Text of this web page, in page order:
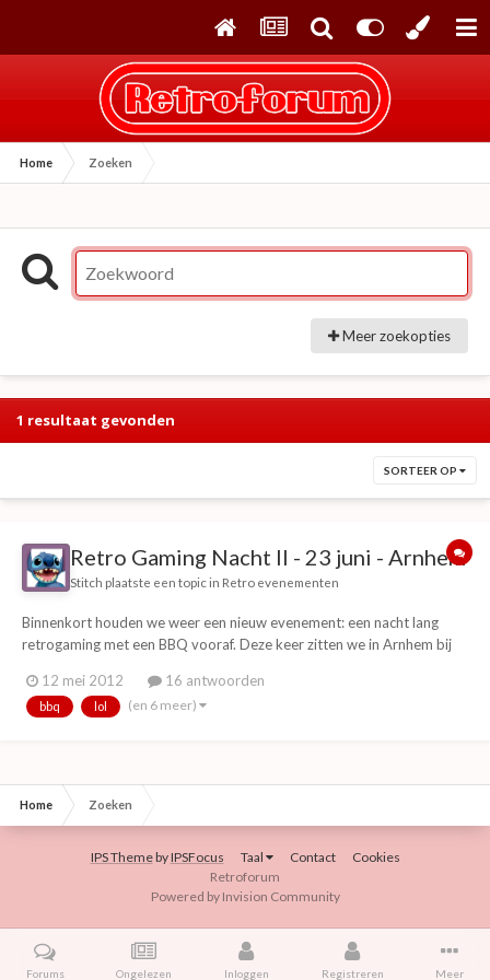
Home Zoeken
Meer zoekopties
1 resultaat gevonden
SORTEER OP
Retro Gaming Nacht II - 23 juni - Arnhem
Stitch plaatste een topic in Retro evenementen
Binnenkort houden we weer een nieuw evenement: een nacht lang
retrogaming met een BBQ vooraf. Deze keer zitten we in Arnhem bij
(20+) op en is er veel te zien en te doen. Ze hebben ook een
computermuseum met werkende antieke stukke...
12 mei 2012 16 antwoorden
bbq lol (en 6 meer)
Home Zoeken
IPS ThemebyIPSFocus Taal Contact
Cookies
Retroforum
Powered by Invision Community
Forums Ongelezen Inloggen Registreren Meer